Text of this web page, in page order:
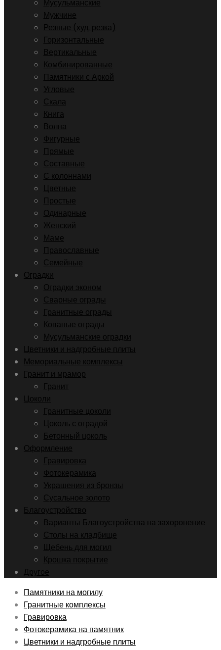
Мусульманские
Мужчине
Резные (худ. резка)
Горизонтальные
Вертикальные
Комбинированные
Памятники с Аркой
Угловые
Скала
Книга
Волна
Фигурные
Прямые
Составные
С колоннами
Цветные
Простые
Одинарные
Женский
Маме
Православные
Семейные
Оградки
Оградки эконом
Сварные ограды
Гранитные ограды
Кованые ограды
Мусульманские оградки
Цветники и надгробные плиты
Мемориальные комплексы
Гранит и мрамор
Гранит
Цоколи
Гранитные цоколи
Цоколь с оградой
Бетонный цоколь
Оформление
Гравировка
Фотокерамика
Украшения из бронзы
Сусальное золото
Благоустройство
Варианты Благоустройства на захоронение
Столы на кладбище
Щебень для могил
Крошка покрытие
Другое
Памятники на могилу
Гранитные комплексы
Гравировка
Фотокерамика на памятник
Цветники и надгробные плиты